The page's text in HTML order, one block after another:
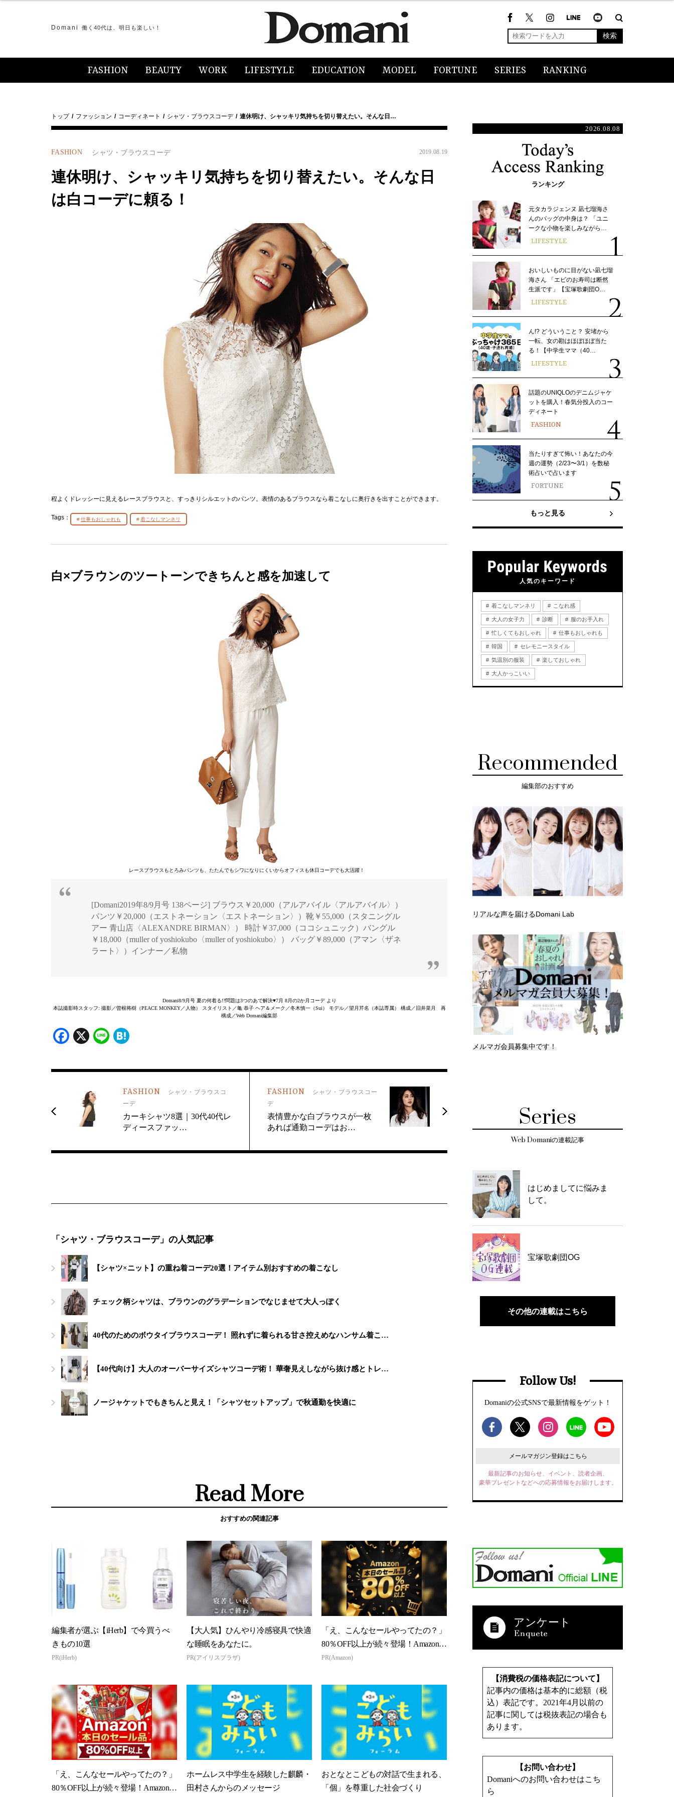
Domani 働く40代は、明日も楽しい！
検索
FASHION BEAUTY WORK LIFESTYLE EDUCATION MODEL FORTUNE SERIES RANKING
トップ ファッション コーディネート シャツ・ブラウスコーデ 連休明け、シャッキリ気持ちを切り替えたい。そんな日…
FASHION シャツ・ブラウスコーデ 2019.08.19
連休明け、シャッキリ気持ちを切り替えたい。そんな日
は白コーデに頼る！
程よくドレッシーに見えるレースブラウスと、すっきりシルエットのパンツ。表情のあるブラウスなら着こなしに奥行きを出すことができます。
Tags： 仕事もおしゃれも 着こなしマンネリ
白×ブラウンのツートーンできちんと感を加速して
レースブラウスもとろみパンツも、たたんでもシワになりにくいからオフィスも休日コーデでも大活躍！
[Domani2019年8/9月号 138ページ] ブラウス￥20,000（アルアバイル〈アルアバイル〉）
パンツ￥20,000（エストネーション〈エストネーション〉）靴￥55,000（スタニングル
アー 青山店〈ALEXANDRE BIRMAN〉） 時計￥37,000（ココシュニック）バングル
￥18,000（muller of yoshiokubo〈muller of yoshiokubo〉） バッグ￥89,000（アマン〈ザネ
ラート〉）インナー／私物
Domani8/9月号 夏の何着る!?問題は3つのあで解決♥7月 8月の2か月コーデ より
本誌撮影時スタッフ: 撮影／曽根将樹（PEACE MONKEY／人物） スタイリスト／亀 恭子 ヘア＆メーク／冬木慎一（Sui） モデル／望月芹名（本誌専属） 構成／旧井菜月 再
構成／Web Domani編集部
Facebook
X Line
FASHION
シャツ・ブラウスコ
ーデ
カーキシャツ8選｜30代40代レ
ディースファッ…
FASHION
シャツ・ブラウスコー
デ
表情豊かな白ブラウスが一枚
あれば通勤コーデはお…
「シャツ・ブラウスコーデ」の人気記事
【シャツ×ニット】の重ね着コーデ20選！アイテム別おすすめの着こなし
チェック柄シャツは、ブラウンのグラデーションでなじませて大人っぽく
40代のためのボウタイブラウスコーデ！ 照れずに着られる甘さ控えめなハンサム着こ…
【40代向け】大人のオーバーサイズシャツコーデ術！ 華奢見えしながら抜け感とトレ…
ノージャケットでもきちんと見え！「シャツセットアップ」で秋通勤を快適に
Read More
おすすめの関連記事
編集者が選ぶ【iHerb】で今買うべ
きもの10選
PR(iHerb)
【大人気】ひんやり冷感寝具で快適
な睡眠をあなたに。
PR(アイリスプラザ)
「え、こんなセールやってたの？」
80％OFF以上が続々登場！Amazonの
本気が...
PR(Amazon)
「え、こんなセールやってたの？」
80％OFF以上が続々登場！Amazonの
ホームレス中学生を経験した麒麟・
田村さんからのメッセージ
おとなとこどもの対話で生まれる、
「個」を尊重した社会づくり
2026.08.08
ランキング
元タカラジェンヌ 凪七瑠海さ
んのバッグの中身は？ 「ユニ
ークな小物を楽しみながら…
LIFESTYLE
おいしいものに目がない凪七瑠
海さん 「エビのお寿司は断然
生派です」【宝塚歌劇団O…
LIFESTYLE
ん!? どういうこと？ 安堵から
一転、女の勘はほぼほぼ当た
る！【中学生ママ（40…
LIFESTYLE
話題のUNIQLOのデニムジャケ
ットを購入！春気分投入のコー
ディネート
FASHION
当たりすぎて怖い！あなたの今
週の運勢（2/23〜3/1）を数秘
術占いで占います
FORTUNE
もっと見る
人気のキーワード
着こなしマンネリ こなれ感
大人の女子力 診断 服のお手入れ
忙しくてもおしゃれ 仕事もおしゃれも
韓国 セレモニースタイル
気温別の服装 楽しておしゃれ
大人かっこいい
Recommended
編集部のおすすめ
リアルな声を届けるDomani Lab
メルマガ会員募集中です！
Series
Web Domaniの連載記事
はじめましてに悩みま
して。
宝塚歌劇団OG
その他の連載はこちら
Follow Us!
Domaniの公式SNSで最新情報をゲット！
メールマガジン登録はこちら
最新記事のお知らせ、イベント、読者企画、
豪華プレゼントなどへの応募情報をお届けします。
アンケート
【消費税の価格表記について】
記事内の価格は基本的に総額（税
込）表記です。2021年4月以前の
記事に関しては税抜表記の場合も
あります。
【お問い合わせ】
Domaniへのお問い合わせはこち
ら